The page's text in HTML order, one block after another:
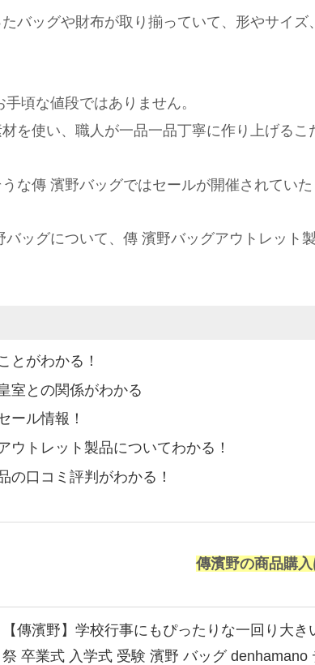
たバッグや財布が取り揃っていて、形やサイ
頃な値段ではありません。
を使い、職人が一品一品丁寧に作り上げるこ
な傳 濱野バッグではセールが開催されてい
ッグについて、傳 濱野バッグアウトレッ
とがわかる！
室との関係がわかる
ール情報！
ウトレット製品についてわかる！
の口コミ評判がわかる！
傳濱野の商品購
【傳濱野】学校行事にもぴったりな一回り大
祭 卒業式 入学式 受験 濱野 バッグ denhamano